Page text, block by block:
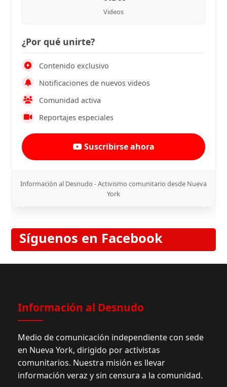
Videos
¿Por qué unirte?
Contenido exclusivo
Notificaciones de nuevos videos
Comunidad activa
Reportajes especiales
Suscribirse ahora
Información al Desnudo - Activismo comunitario desde Nueva
York
Síguenos en Facebook
Información al Desnudo
Medio de comunicación independiente con sede
en Nueva York, dirigido por activistas
comunitarios. Nuestra misión es llevar
información veraz y sin censura a la comunidad.